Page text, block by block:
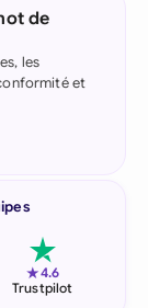
de
les
et
★4.6
Trustpilot